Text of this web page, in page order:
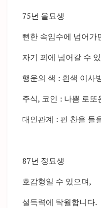
75년 을묘생
뻔한 속임수에 넘어가
자기 꾀에 넘어갈 수
행운의 색 : 흰색 이사
주식, 코인 : 나쁨 로또
대인관계 : 핀 찬을 들
87년 정묘생
호감형일 수 있으며,
설득력에 탁월합니다.